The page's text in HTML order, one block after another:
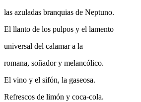
las azuladas branquias de Neptuno.
El llanto de los pulpos y el lamento
universal del calamar a la
romana, soñador y melancólico.
El vino y el sifón, la gaseosa.
Refrescos de limón y coca-cola.